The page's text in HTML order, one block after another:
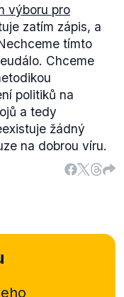
výboru pro
zatím zápis, a
tímto
Chceme
politiků na
a tedy
žádný
na dobrou víru.